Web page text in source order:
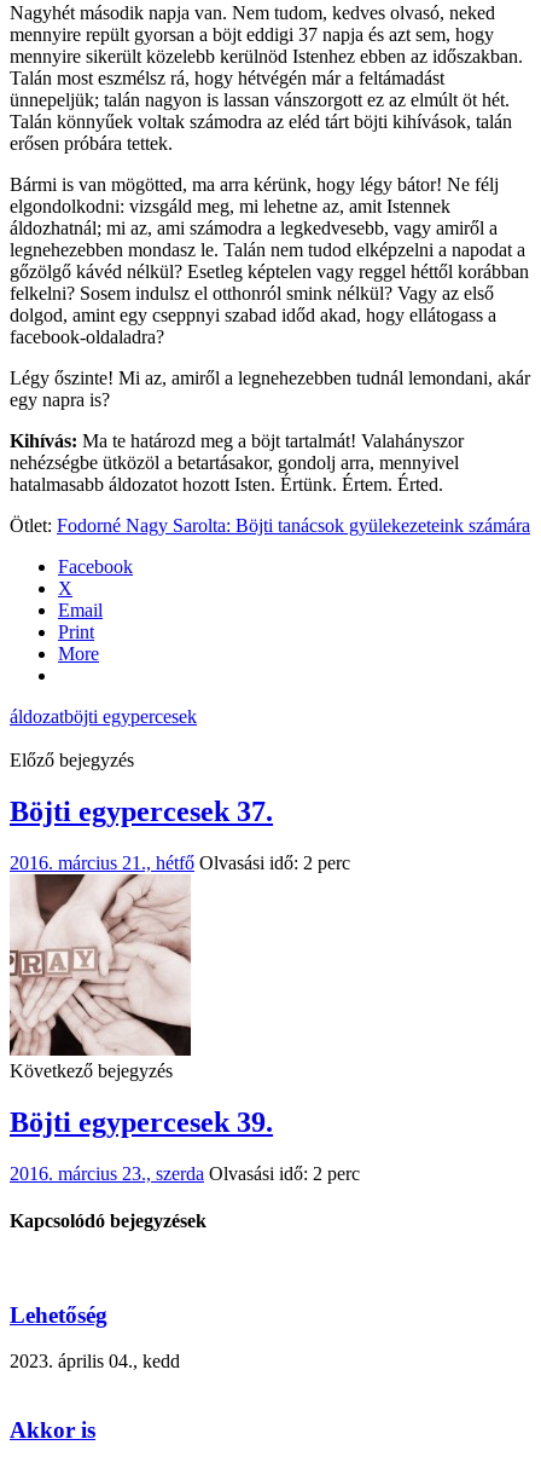
Nagyhét második napja van. Nem tudom, kedves olvasó, neked
mennyire repült gyorsan a böjt eddigi 37 napja és azt sem, hogy
mennyire sikerült közelebb kerülnöd Istenhez ebben az időszakban.
Talán most eszmélsz rá, hogy hétvégén már a feltámadást
ünnepeljük; talán nagyon is lassan vánszorgott ez az elmúlt öt hét.
Talán könnyűek voltak számodra az eléd tárt böjti kihívások, talán
erősen próbára tettek.
Bármi is van mögötted, ma arra kérünk, hogy légy bátor! Ne félj
elgondolkodni: vizsgáld meg, mi lehetne az, amit Istennek
áldozhatnál; mi az, ami számodra a legkedvesebb, vagy amiről a
legnehezebben mondasz le. Talán nem tudod elképzelni a napodat a
gőzölgő kávéd nélkül? Esetleg képtelen vagy reggel héttől korábban
felkelni? Sosem indulsz el otthonról smink nélkül? Vagy az első
dolgod, amint egy cseppnyi szabad időd akad, hogy ellátogass a
facebook-oldaladra?
Légy őszinte! Mi az, amiről a legnehezebben tudnál lemondani, akár
egy napra is?
Kihívás: Ma te határozd meg a böjt tartalmát! Valahányszor
nehézségbe ütközöl a betartásakor, gondolj arra, mennyivel
hatalmasabb áldozatot hozott Isten. Értünk. Értem. Érted.
Ötlet: Fodorné Nagy Sarolta: Böjti tanácsok gyülekezeteink számára
Facebook
X
Email
Print
More
áldozatböjti egypercesek
Előző bejegyzés
Böjti egypercesek 37.
2016. március 21., hétfő Olvasási idő: 2 perc
Következő bejegyzés
Böjti egypercesek 39.
2016. március 23., szerda Olvasási idő: 2 perc
Kapcsolódó bejegyzések
Lehetőség
2023. április 04., kedd
Akkor is